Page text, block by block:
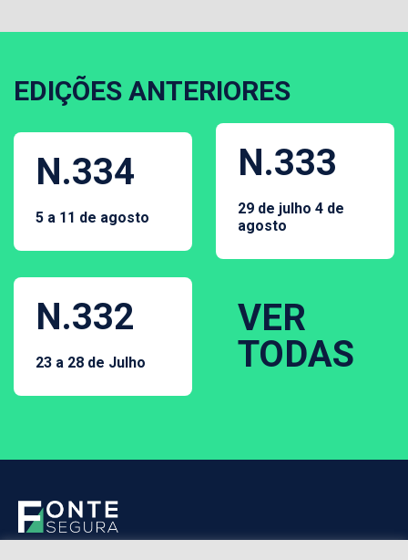
EDIÇÕES ANTERIORES
N.334
5 a 11 de agosto
N.333
29 de julho 4 de
agosto
N.332
23 a 28 de Julho
VER
TODAS